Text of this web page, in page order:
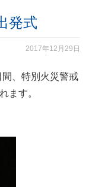
発式
2017年12月29日
、特別火災警戒
ます。